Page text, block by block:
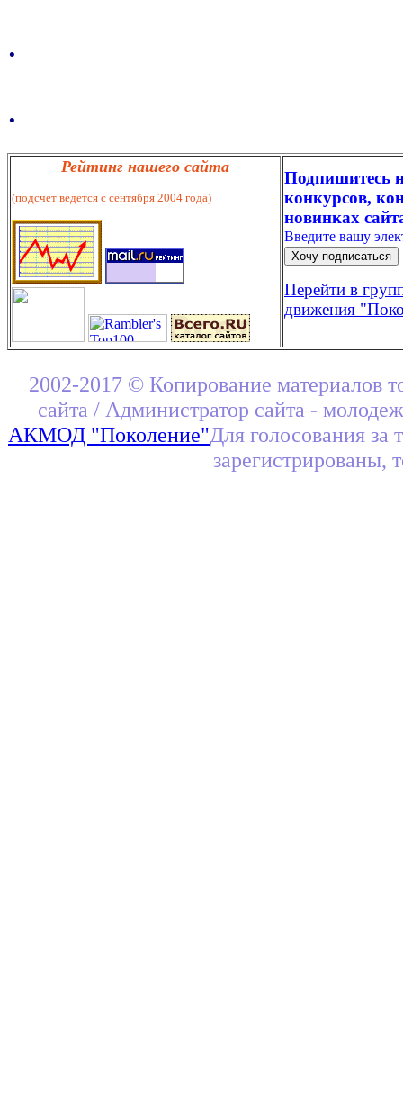
.
.
Рейтинг нашего сайта
(подсчет ведется с сентября 2004 года)
Подпишитесь
конкурсов,
новинках
Введите вашу
Перейти в
движения
2002-2017 © Копирование материалов
сайта / Администратор сайта -
АКМОД "Поколение"Для голосования за
зарегистрированы,